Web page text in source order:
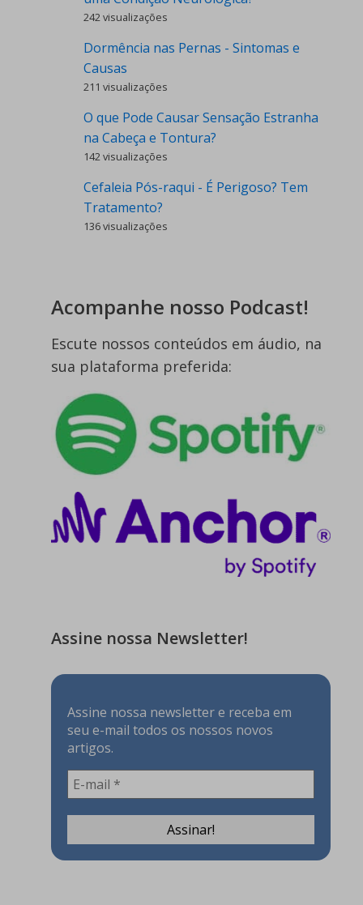
242 visualizações
Dormência nas Pernas - Sintomas e
Causas
211 visualizações
O que Pode Causar Sensação Estranha
na Cabeça e Tontura?
142 visualizações
Cefaleia Pós-raqui - É Perigoso? Tem
Tratamento?
136 visualizações
Acompanhe nosso Podcast!
Escute nossos conteúdos em áudio, na
sua plataforma preferida:
Assine nossa Newsletter!
Assine nossa newsletter e receba em
seu e-mail todos os nossos novos
artigos.